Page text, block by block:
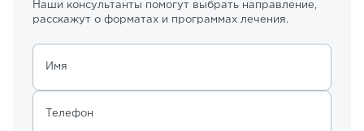
Наши консультанты помогут выбрать направление,
расскажут о форматах и программах лечения.
Имя
Телефон